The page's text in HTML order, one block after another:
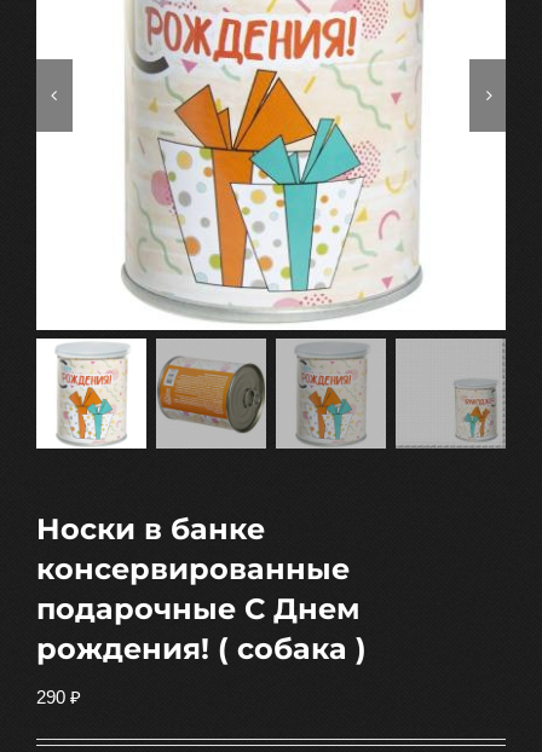
Носки в банке
консервированные
подарочные С Днем
рождения! ( собака )
290 ₽